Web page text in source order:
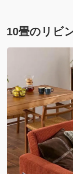
10畳のリビ